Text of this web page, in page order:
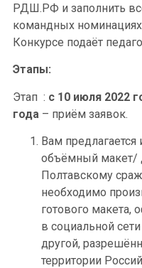
РДШ.РФ и заполнить
командных номинациях
Конкурсе подаёт
Этапы:
Этап : с 10 июля 2022
года – приём заявок.
Вам предлагается
объёмный макет/
Полтавскому
необходимо
готового макета,
в социальной
другой,
территории